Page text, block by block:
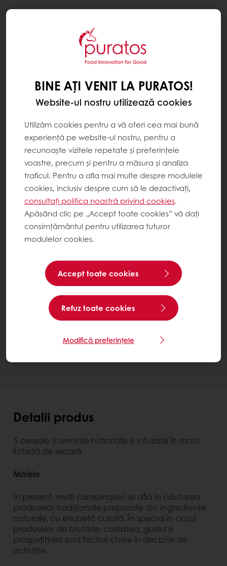
Realizarea de produse cu specificații aparte
Soluții gata de utilizat
Softgrain 5 Grains
Bucket 12 kg
Contactează-ne
Ai nevoie de mai multe informații? Suntem bucuroși
Detalii produs
5 cereale și semințe hidratate și infuzate în maia
lichidă de secară
Maiele
În prezent, mulți consumatori se află în căutarea
produselor tradiționale preparate din ingrediente
naturale, cu etichetă curată. În special în cazul
produselor de brutărie, calitatea, gustul și
prospețimea sunt factori cheie în deciziile de
achiziție.
BINE AȚI VENIT LA PURATOS!
Website-ul nostru utilizează cookies
Utilizăm cookies pentru a vă oferi cea mai bună
experiență pe website-ul nostru, pentru a
recunoaște vizitele repetate și preferințele
voastre, precum și pentru a măsura și analiza
traficul. Pentru a afla mai multe despre modulele
cookies, inclusiv despre cum să le dezactivați,
consultați politica noastră privind cookies.
Apăsând clic pe „Accept toate cookies” vă dați
consimțământul pentru utilizarea tuturor
modulelor cookies.
Accept toate cookies
Refuz toate cookies
Modifică preferințele